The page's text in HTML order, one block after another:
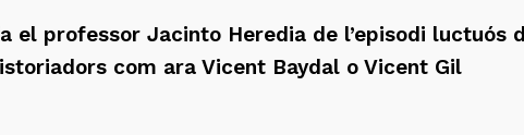
el professor Jacinto Heredia de l’episodi luctuós
com ara Vicent Baydal o Vicent Gil